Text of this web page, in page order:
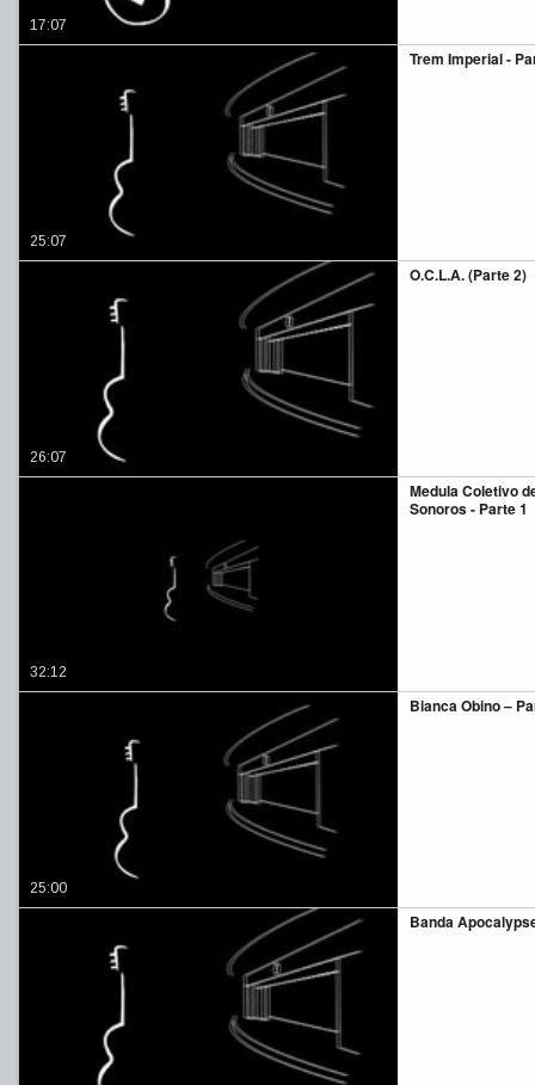
17:07
Trem Imperial -
25:07
O.C.L.A. (Parte 2)
26:07
Medula Coletivo
Sonoros - Parte 1
32:12
Bianca Obino –
25:00
Banda